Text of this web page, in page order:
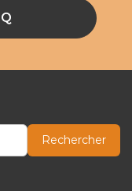
Rechercher